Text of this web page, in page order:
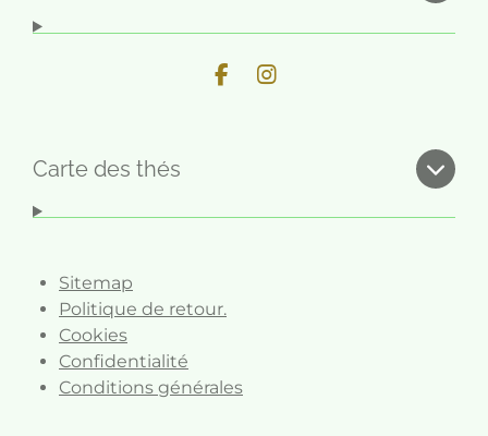
F
I
Carte des thés
Sitemap
Politique de retour.
Cookies
Confidentialité
Conditions générales